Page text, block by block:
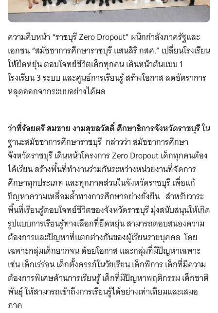
ความคืบหน้า “ราชบุรี Zero Dropout” ผนึกกำลังภาครัฐและ
เอกชน “สมัชชาการศึกษาราชบุรี แสนสิริ กสศ.” เปลี่ยนโรงเรียน
ให้ยืดหยุ่น ตอบโจทย์ชีวิตเด็กทุกคน เดินหน้าต้นแบบ 1
โรงเรียน 3 ระบบ และศูนย์การเรียนรู้ สร้างโอกาส ลดอัตราการ
หลุดออกจากระบบอย่างได้ผล
ว่าที่ร้อยตรี สมชาย งามสุขสวัสดิ์ ศึกษาธิการจังหวัดราชบุรีใน
ฐานะสมัชชาการศึกษาราชบุรี กล่าวว่าสมัชชาการศึกษา
จังหวัดราชบุรี เดินหน้าโครงการ Zero Dropout เด็กทุกคนต้อง
ได้เรียน สร้างพื้นที่ทำงานร่วมกันระหว่างหน่วยงานที่จัดการ
ศึกษาทุกประเภท และทุกภาคส่วนในจังหวัดราชบุรี เพื่อแก้
ปัญหาความเหลื่อมล้ำทางการศึกษาอย่างยั่งยืน สำหรับวาระ
พื้นที่เรียนรู้ตอบโจทย์ชีวิตของจังหวัดราชบุรี มุ่งสนับสนุนให้เกิด
รูปแบบการเรียนรู้ทางเลือกที่ยืดหยุ่น สามารถตอบสนองความ
ต้องการและปัญหาที่แตกต่างกันของผู้เรียนรายบุคคล โดย
เฉพาะกลุ่มเด็กยากจน ด้อยโอกาส และกลุ่มที่มีปัญหาเฉพาะ
เช่น เด็กเร่ร่อน เด็กตั้งครรภ์ในวัยเรียน เด็กพิการ เด็กที่มีความ
ต้องการพิเศษด้านการเรียนรู้ เด็กที่มีปัญหาพฤติกรรม เด็กชาติ
พันธุ์ ให้สามารถเข้าถึงการเรียนรู้ได้อย่างเท่าเทียมและเสมอ
ภาค